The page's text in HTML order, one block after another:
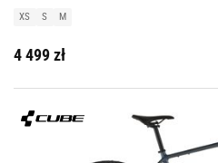
XS S M
4 499 zł